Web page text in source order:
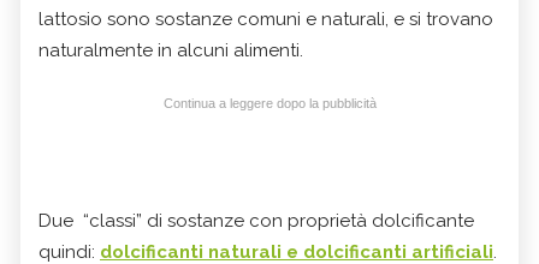
lattosio sono sostanze comuni e naturali, e si trovano
naturalmente in alcuni alimenti.
Continua a leggere dopo la pubblicità
Due “classi” di sostanze con proprietà dolcificante
quindi: dolcificanti naturali e dolcificanti artificiali.